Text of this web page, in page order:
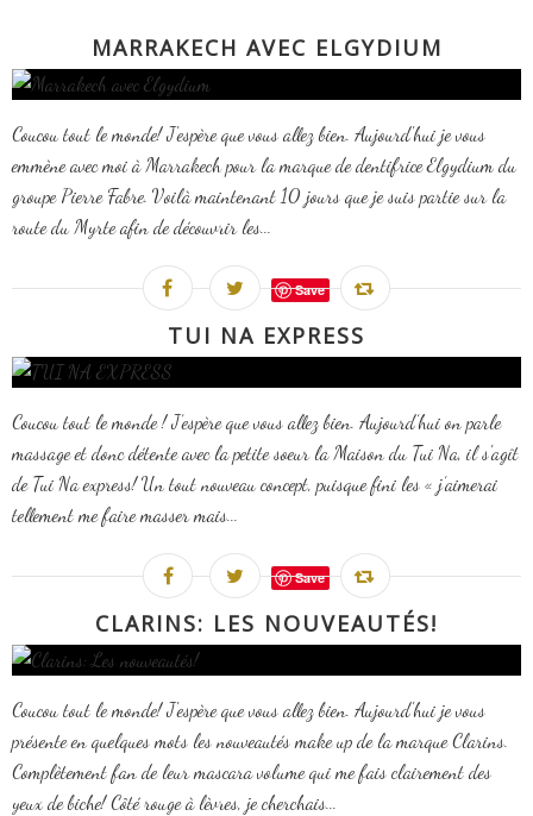
MARRAKECH AVEC ELGYDIUM
Coucou tout le monde! J'espère que vous allez bien. Aujourd'hui je vous
emmène avec moi à Marrakech pour la marque de dentifrice Elgydium du
groupe Pierre Fabre. Voilà maintenant 10 jours que je suis partie sur la
route du Myrte afin de découvrir les...
Save
TUI NA EXPRESS
Coucou tout le monde ! J’espère que vous allez bien. Aujourd’hui on parle
massage et donc détente avec la petite soeur la Maison du Tui Na, il s'agît
de Tui Na express! Un tout nouveau concept, puisque fini les « j’aimerai
tellement me faire masser mais...
Save
CLARINS: LES NOUVEAUTÉS!
Coucou tout le monde! J'espère que vous allez bien. Aujourd'hui je vous
présente en quelques mots les nouveautés make up de la marque Clarins.
Complètement fan de leur mascara volume qui me fais clairement des
yeux de biche! Côté rouge à lèvres, je cherchais...